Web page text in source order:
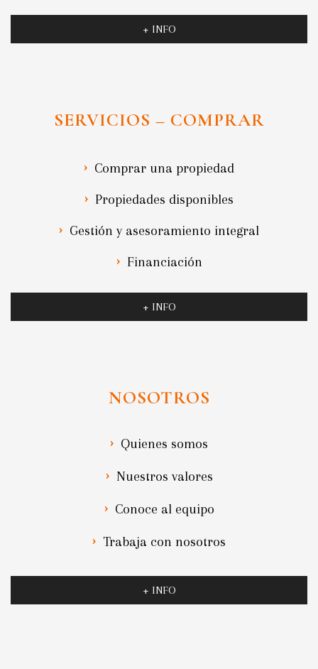
+ INFO
SERVICIOS – COMPRAR
Comprar una propiedad
Propiedades disponibles
Gestión y asesoramiento integral
Financiación
+ INFO
NOSOTROS
Quienes somos
Nuestros valores
Conoce al equipo
Trabaja con nosotros
+ INFO